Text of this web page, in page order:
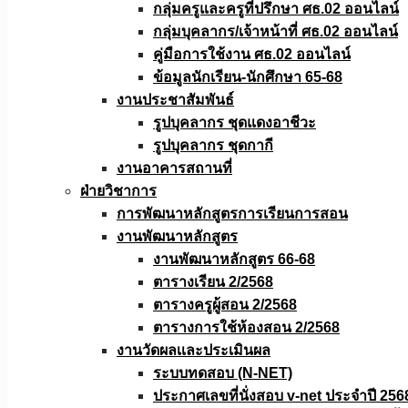
กลุ่มครูและครูที่ปรึกษา ศธ.02 ออนไลน์
กลุ่มบุคลากร/เจ้าหน้าที่ ศธ.02 ออนไลน์
คู่มือการใช้งาน ศธ.02 ออนไลน์
ข้อมูลนักเรียน-นักศึกษา 65-68
งานประชาสัมพันธ์
รูปบุคลากร ชุดแดงอาชีวะ
รูปบุคลากร ชุดกากี
งานอาคารสถานที่
ฝ่ายวิชาการ
การพัฒนาหลักสูตรการเรียนการสอน
งานพัฒนาหลักสูตร
งานพัฒนาหลักสูตร 66-68
ตารางเรียน 2/2568
ตารางครูผู้สอน 2/2568
ตารางการใช้ห้องสอน 2/2568
งานวัดผลเเละประเมินผล
ระบบทดสอบ (N-NET)
ประกาศเลขที่นั่งสอบ v-net ประจำปี